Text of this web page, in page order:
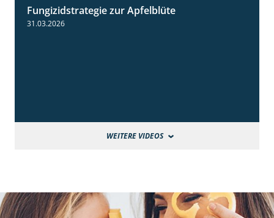
Fungizidstrategie zur Apfelblüte
31.03.2026
WEITERE VIDEOS